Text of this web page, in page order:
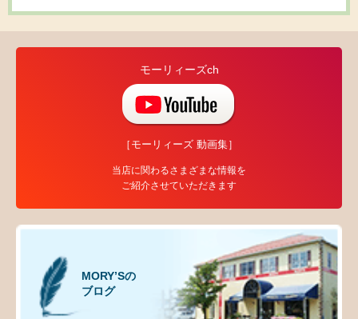
モーリィーズch
［モーリィーズ 動画集］
当店に関わるさまざまな情報を
ご紹介させていただきます
MORY’Sの
ブログ